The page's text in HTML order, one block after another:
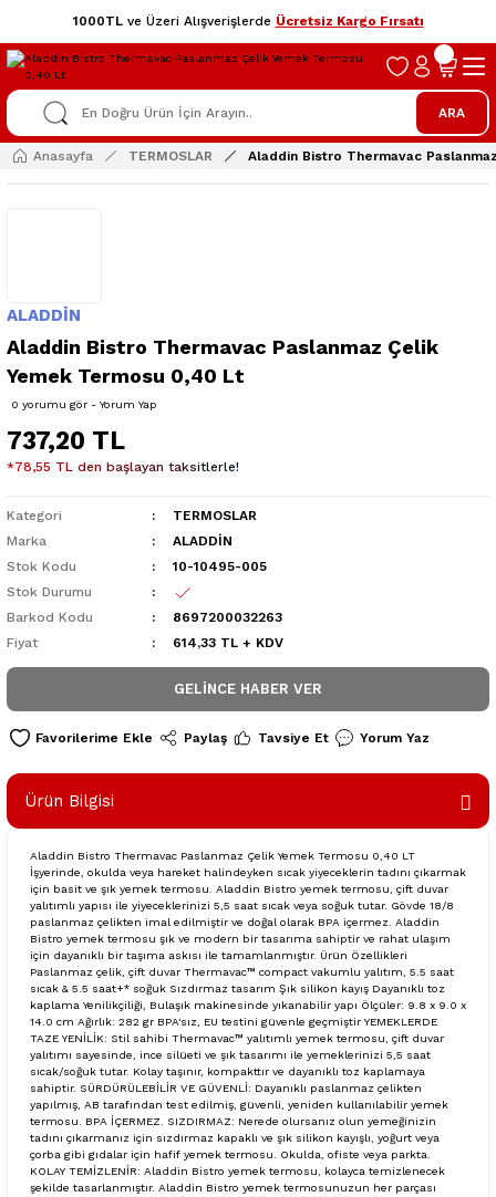
1000TLve Üzeri Alışverişlerde Ücretsiz Kargo Fırsatı
ARA
Anasayfa TERMOSLAR Aladdin Bistro Thermavac
ALADDİN
Aladdin Bistro Thermavac Paslanmaz Çelik
Yemek Termosu 0,40 Lt
0 yorumu gör - Yorum Yap
737,20 TL
*78,55 TL den başlayan taksitlerle!
Kategori
TERMOSLAR
Marka
ALADDİN
Stok Kodu
10-10495-005
Stok Durumu
Barkod Kodu
8697200032263
Fiyat
614,33 TL + KDV
GELINCE HABER VER
Paylaş Tavsiye Et Yorum Yaz
Ürün Bilgisi
Aladdin Bistro Thermavac Paslanmaz Çelik Yemek Termosu 0,40 LT
İşyerinde, okulda veya hareket halindeyken sıcak yiyeceklerin tadını çıkarmak
için basit ve şık yemek termosu. Aladdin Bistro yemek termosu, çift duvar
yalıtımlı yapısı ile yiyeceklerinizi 5,5 saat sıcak veya soğuk tutar. Gövde 18/8
paslanmaz çelikten imal edilmiştir ve doğal olarak BPA içermez. Aladdin
Bistro yemek termosu şık ve modern bir tasarıma sahiptir ve rahat ulaşım
için dayanıklı bir taşıma askısı ile tamamlanmıştır. Ürün Özellikleri
Paslanmaz çelik, çift duvar Thermavac™ compact vakumlu yalıtım, 5.5 saat
sıcak & 5.5 saat+* soğuk Sızdırmaz tasarım Şık silikon kayış Dayanıklı toz
kaplama Yenilikçiliği, Bulaşık makinesinde yıkanabilir yapı Ölçüler: 9.8 x 9.0 x
14.0 cm Ağırlık: 282 gr BPA'sız, EU testini güvenle geçmiştir YEMEKLERDE
TAZE YENİLİK: Stil sahibi Thermavac™ yalıtımlı yemek termosu, çift duvar
yalıtımı sayesinde, ince silüeti ve şık tasarımı ile yemeklerinizi 5,5 saat
sıcak/soğuk tutar. Kolay taşınır, kompakttır ve dayanıklı toz kaplamaya
sahiptir. SÜRDÜRÜLEBİLİR VE GÜVENLİ: Dayanıklı paslanmaz çelikten
yapılmış, AB tarafından test edilmiş, güvenli, yeniden kullanılabilir yemek
termosu. BPA İÇERMEZ. SIZDIRMAZ: Nerede olursanız olun yemeğinizin
tadını çıkarmanız için sızdırmaz kapaklı ve şık silikon kayışlı, yoğurt veya
çorba gibi gıdalar için hafif yemek termosu. Okulda, ofiste veya parkta.
KOLAY TEMİZLENİR: Aladdin Bistro yemek termosu, kolayca temizlenecek
şekilde tasarlanmıştır. Aladdin Bistro yemek termosunuzun her parçası